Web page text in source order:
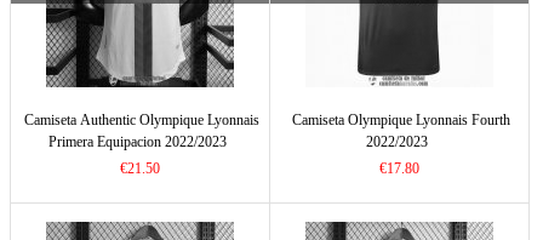
Camiseta Authentic Olympique Lyonnais
Primera Equipacion 2022/2023
€21.50
Camiseta Olympique Lyonnais Fourth
2022/2023
€17.80